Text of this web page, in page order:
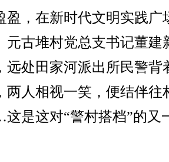
盈，在新时代文明实践广
元古堆村党总支书记董建
远处田家河派出所民警背
两人相视一笑，便结伴往
是这对“警村搭档”的又